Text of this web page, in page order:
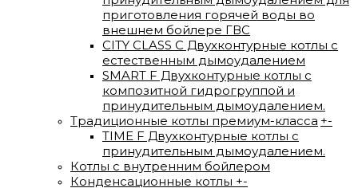
приготовления горячей воды во
внешнем бойлере ГВС
CITY CLASS C Двухконтурные котлы с
естественным дымоудалением
SMART F Двухконтурные котлы с
композитной гидрогруппой и
принудительным дымоудалением.
Традиционные котлы премиум-класса +-
TIME F Двухконтурные котлы с
принудительным дымоудалением.
Котлы с внутренним бойлером
Конденсационные котлы +-